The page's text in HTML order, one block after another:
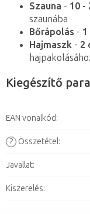
Szauna - 10 -
szaunába
Bőrápolás - 1
Hajmaszk - 2
Kiegészítő
EAN vonalkód:
? Összetétel:
Javallat:
Kiszerelés: